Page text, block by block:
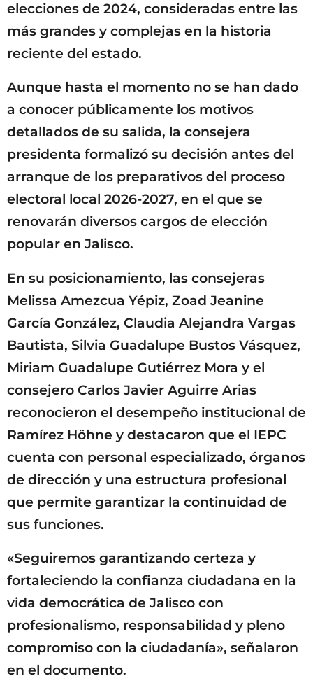
elecciones de 2024, consideradas entre las
más grandes y complejas en la historia
reciente del estado.
Aunque hasta el momento no se han dado
a conocer públicamente los motivos
detallados de su salida, la consejera
presidenta formalizó su decisión antes del
arranque de los preparativos del proceso
electoral local 2026-2027, en el que se
renovarán diversos cargos de elección
popular en Jalisco.
En su posicionamiento, las consejeras
Melissa Amezcua Yépiz, Zoad Jeanine
García González, Claudia Alejandra Vargas
Bautista, Silvia Guadalupe Bustos Vásquez,
Miriam Guadalupe Gutiérrez Mora y el
consejero Carlos Javier Aguirre Arias
reconocieron el desempeño institucional de
Ramírez Höhne y destacaron que el IEPC
cuenta con personal especializado, órganos
de dirección y una estructura profesional
que permite garantizar la continuidad de
sus funciones.
«Seguiremos garantizando certeza y
fortaleciendo la confianza ciudadana en la
vida democrática de Jalisco con
profesionalismo, responsabilidad y pleno
compromiso con la ciudadanía», señalaron
en el documento.